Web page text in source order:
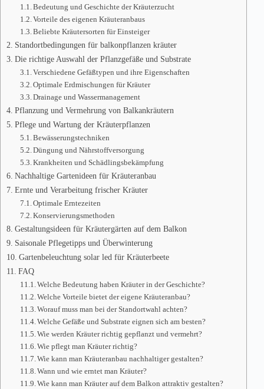
Bedeutung und Geschichte der Kräuterzucht
Vorteile des eigenen Kräuteranbaus
Beliebte Kräutersorten für Einsteiger
Standortbedingungen für balkonpflanzen kräuter
Die richtige Auswahl der Pflanzgefäße und Substrate
Verschiedene Gefäßtypen und ihre Eigenschaften
Optimale Erdmischungen für Kräuter
Drainage und Wassermanagement
Pflanzung und Vermehrung von Balkankräutern
Pflege und Wartung der Kräuterpflanzen
Bewässerungstechniken
Düngung und Nährstoffversorgung
Krankheiten und Schädlingsbekämpfung
Nachhaltige Gartenideen für Kräuteranbau
Ernte und Verarbeitung frischer Kräuter
Optimale Erntezeiten
Konservierungsmethoden
Gestaltungsideen für Kräutergärten auf dem Balkon
Saisonale Pflegetipps und Überwinterung
Gartenbeleuchtung solar led für Kräuterbeete
FAQ
Welche Bedeutung haben Kräuter in der Geschichte?
Welche Vorteile bietet der eigene Kräuteranbau?
Worauf muss man bei der Standortwahl achten?
Welche Gefäße und Substrate eignen sich am besten?
Wie werden Kräuter richtig gepflanzt und vermehrt?
Wie pflegt man Kräuter richtig?
Wie kann man Kräuteranbau nachhaltiger gestalten?
Wann und wie erntet man Kräuter?
Wie kann man Kräuter auf dem Balkon attraktiv gestalten?